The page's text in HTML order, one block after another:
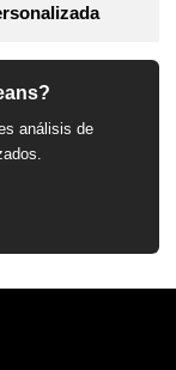
análisis de